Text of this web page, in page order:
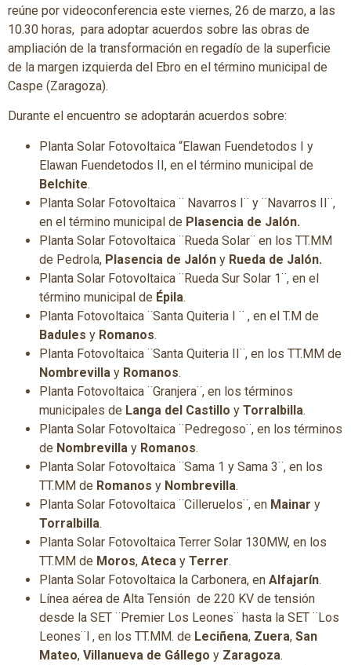
reúne por videoconferencia este viernes, 26 de marzo, a las
10.30 horas, para adoptar acuerdos sobre las obras de
ampliación de la transformación en regadío de la superficie
de la margen izquierda del Ebro en el término municipal de
Caspe (Zaragoza).
Durante el encuentro se adoptarán acuerdos sobre:
Planta Solar Fotovoltaica “Elawan Fuendetodos I y
Elawan Fuendetodos II, en el término municipal de
Belchite.
Planta Solar Fotovoltaica ¨ Navarros I¨ y ¨Navarros II¨,
en el término municipal de Plasencia de Jalón.
Planta Solar Fotovoltaica ¨Rueda Solar¨ en los TT.MM
de Pedrola, Plasencia de Jalón y Rueda de Jalón.
Planta Solar Fotovoltaica ¨Rueda Sur Solar 1¨, en el
término municipal de Épila.
Planta Fotovoltaica ¨Santa Quiteria I ¨ , en el T.M de
Badules y Romanos.
Planta Fotovoltaica ¨Santa Quiteria II¨, en los TT.MM de
Nombrevilla y Romanos.
Planta Fotovoltaica ¨Granjera¨, en los términos
municipales de Langa del Castillo y Torralbilla.
Planta Solar Fotovoltaica ¨Pedregoso¨, en los términos
de Nombrevilla y Romanos.
Planta Solar Fotovoltaica ¨Sama 1 y Sama 3¨, en los
TT.MM de Romanos y Nombrevilla.
Planta Solar Fotovoltaica ¨Cilleruelos¨, en Mainar y
Torralbilla.
Planta Solar Fotovoltaica Terrer Solar 130MW, en los
TT.MM de Moros, Ateca y Terrer.
Planta Solar Fotovoltaica la Carbonera, en Alfajarín.
Línea aérea de Alta Tensión de 220 KV de tensión
desde la SET ¨Premier Los Leones¨ hasta la SET ¨Los
Leones¨l , en los TT.MM. de Leciñena, Zuera, San
Mateo, Villanueva de Gállego y Zaragoza.